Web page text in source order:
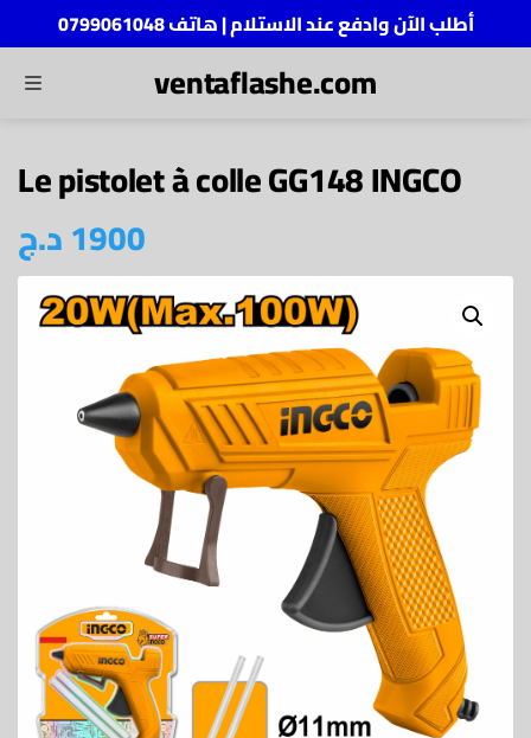
أطلب الآن وادفع عند الاستلام | هاتف 0799061048
MENU ventaflashe.com
Le pistolet à colle GG148 INGCO
1900د.ج